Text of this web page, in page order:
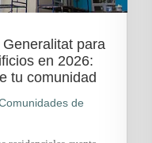
para
en 2026:
tu comunidad
de